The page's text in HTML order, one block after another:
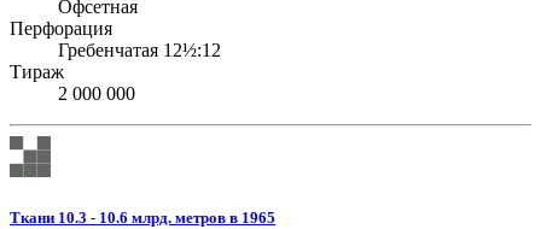
Офсетная
Перфорация
Гребенчатая 12½:12
Тираж
2 000 000
Ткани 10.3 - 10.6 млрд. метров в 1965